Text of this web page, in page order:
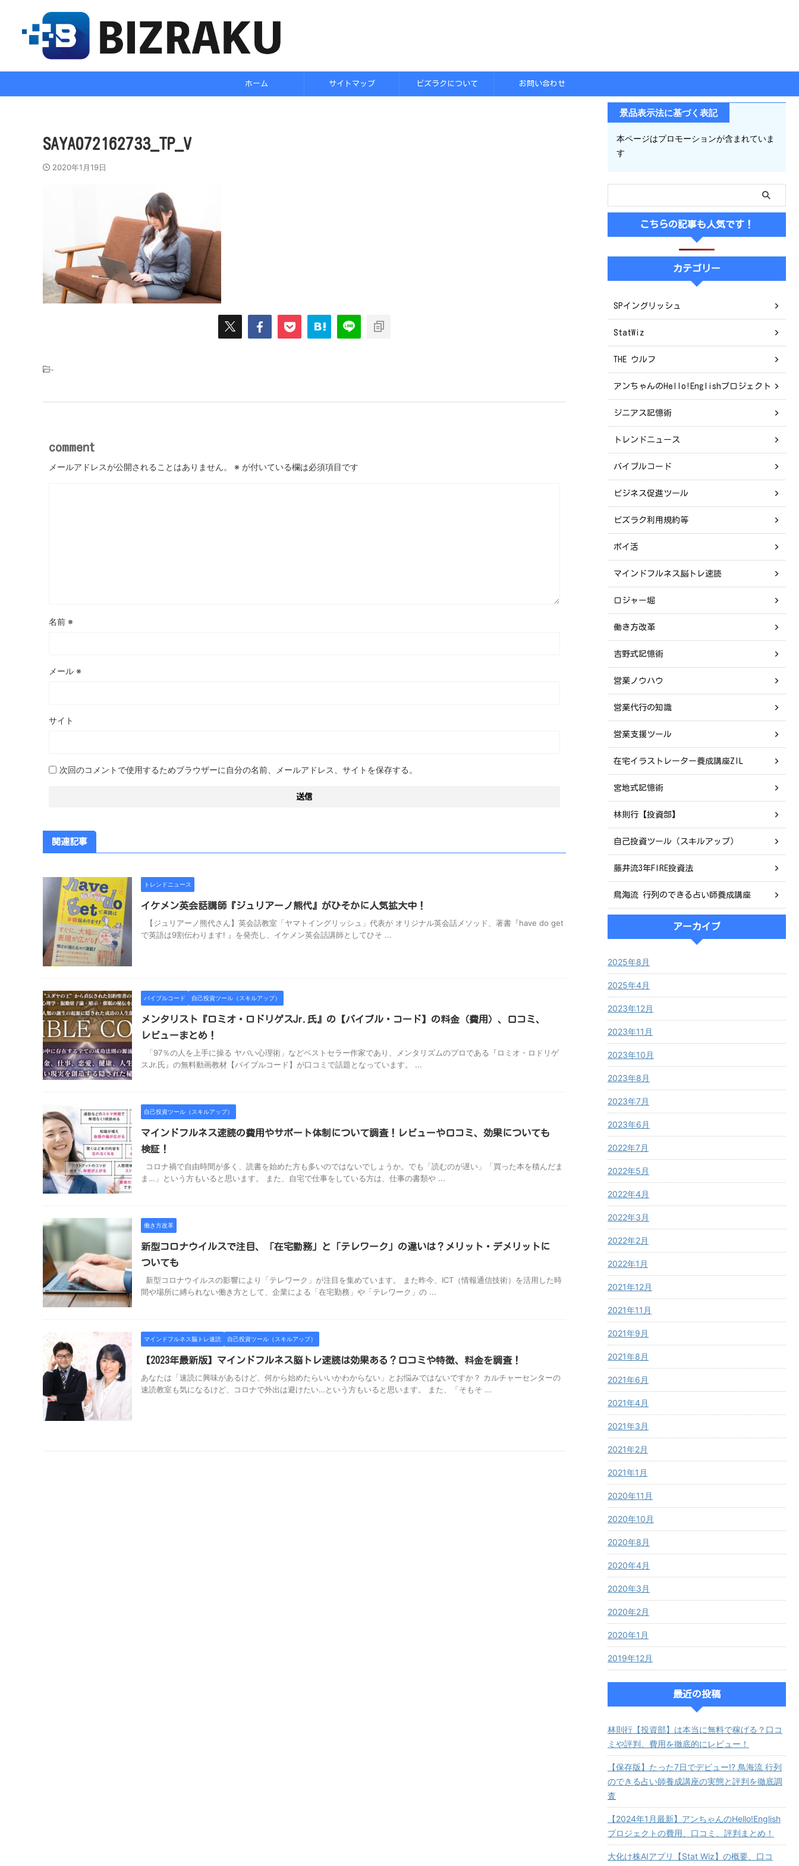
ホーム サイトマップ ビズラクについて お問い合わせ
SAYA072162733_TP_V
2020年1月19日
-
comment
メールアドレスが公開されることはありません。 ※ が付いている欄は必須項目です
名前 ※
メール ※
サイト
次回のコメントで使用するためブラウザーに自分の名前、メールアドレス、サイトを保存する。
関連記事
トレンドニュース
イケメン英会話講師『ジュリアーノ熊代』がひそかに人気拡大中！
【ジュリアーノ熊代さん】英会話教室「ヤマトイングリッシュ」代表が オリジナル英会話メソッド、著書『have do get
で英語は9割伝わります! 』を発売し、イケメン英会話講師としてひそ ...
バイブルコード 自己投資ツール（スキルアップ）
メンタリスト『ロミオ・ロドリゲスJr.氏』の【バイブル・コード】の料金（費用）、口コミ、
レビューまとめ！
「97％の人を上手に操る ヤバい心理術」などベストセラー作家であり、メンタリズムのプロである『ロミオ・ロドリゲ
スJr.氏』の無料動画教材【バイブルコード】が口コミで話題となっています。 ...
自己投資ツール（スキルアップ）
マインドフルネス速読の費用やサポート体制について調査！レビューや口コミ、効果についても
検証！
コロナ禍で自由時間が多く、読書を始めた方も多いのではないでしょうか。でも「読むのが遅い」「買った本を積んだま
ま…」という方もいると思います。 また、自宅で仕事をしている方は、仕事の書類や ...
働き方改革
新型コロナウイルスで注目、「在宅勤務」と「テレワーク」の違いは？メリット・デメリットに
ついても
新型コロナウイルスの影響により「テレワーク」が注目を集めています。 また昨今、ICT（情報通信技術）を活用した時
間や場所に縛られない働き方として、企業による「在宅勤務」や「テレワーク」の ...
マインドフルネス脳トレ速読 自己投資ツール（スキルアップ）
【2023年最新版】マインドフルネス脳トレ速読は効果ある？口コミや特徴、料金を調査！
あなたは「速読に興味があるけど、何から始めたらいいかわからない」とお悩みではないですか？ カルチャーセンターの
速読教室も気になるけど、コロナで外出は避けたい…という方もいると思います。 また、「そもそ ...
景品表示法に基づく表記
本ページはプロモーションが含まれていま
す
こちらの記事も人気です！
カテゴリー
SPイングリッシュ
StatWiz
THE ウルフ
アンちゃんのHello!Englishプロジェクト
ジニアス記憶術
トレンドニュース
バイブルコード
ビジネス促進ツール
ビズラク利用規約等
ポイ活
マインドフルネス脳トレ速読
ロジャー堀
働き方改革
吉野式記憶術
営業ノウハウ
営業代行の知識
営業支援ツール
在宅イラストレーター養成講座ZIL
宮地式記憶術
林則行【投資部】
自己投資ツール（スキルアップ）
藤井流3年FIRE投資法
鳥海流 行列のできる占い師養成講座
アーカイブ
2025年8月
2025年4月
2023年12月
2023年11月
2023年10月
2023年8月
2023年7月
2023年6月
2022年7月
2022年5月
2022年4月
2022年3月
2022年2月
2022年1月
2021年12月
2021年11月
2021年9月
2021年8月
2021年6月
2021年4月
2021年3月
2021年2月
2021年1月
2020年11月
2020年10月
2020年8月
2020年4月
2020年3月
2020年2月
2020年1月
2019年12月
最近の投稿
林則行【投資部】は本当に無料で稼げる？口コ
ミや評判、費用を徹底的にレビュー！
【保存版】たった7日でデビュー!? 鳥海流 行列
のできる占い師養成講座の実態と評判を徹底調
査
【2024年1月最新】アンちゃんのHello!English
プロジェクトの費用、口コミ、評判まとめ！
大化け株AIアプリ【Stat Wiz】の概要、口コ